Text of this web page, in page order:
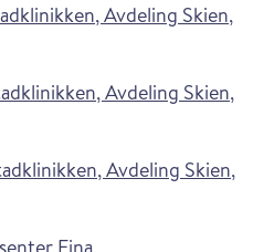
Avdeling Skien,
Avdeling Skien,
Avdeling Skien,